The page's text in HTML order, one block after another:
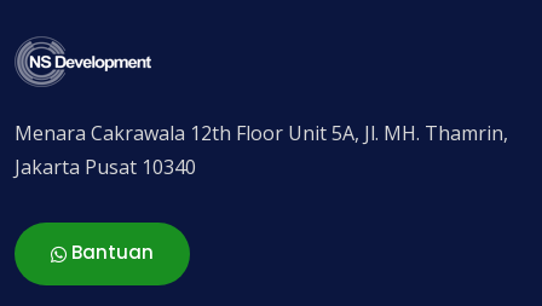
Menara Cakrawala 12th Floor Unit 5A, Jl. MH. Thamrin,
Jakarta Pusat 10340
Bantuan